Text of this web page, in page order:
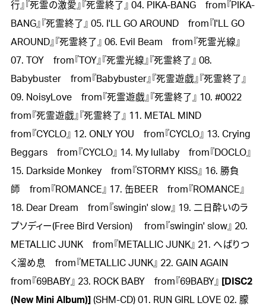
行』『死霊の激愛』『死霊終了』 04. PIKA-BANG from『PIKA-
BANG』『死霊終了』 05. I'LL GO AROUND from『I'LL GO
AROUND』『死霊終了』 06. Evil Beam from『死霊光線』
07. TOY from『TOY』『死霊光線』『死霊終了』 08.
Babybuster from『Babybuster』『死霊遊戯』『死霊終了』
09. NoisyLove from『死霊遊戯』『死霊終了』 10. #0022
from『死霊遊戯』『死霊終了』 11. METAL MIND
from『CYCLO』 12. ONLY YOU from『CYCLO』 13. Crying
Beggars from『CYCLO』 14. My lullaby from『DOCLO』
15. Darkside Monkey from『STORMY KISS』 16. 勝負
師 from『ROMANCE』 17. 缶BEER from『ROMANCE』
18. Dear Dream from『swingin' slow』 19. 二日酔いのラ
プソディー(Free Bird Version) from『swingin' slow』 20.
METALLIC JUNK from『METALLIC JUNK』 21. へばりつ
く溜め息 from『METALLIC JUNK』 22. GAIN AGAIN
from『69BABY』 23. ROCK BABY from『69BABY』 [DISC2
(New Mini Album)] (SHM-CD) 01. RUN GIRL LOVE 02. 朦